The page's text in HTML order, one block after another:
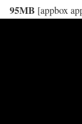
95MB [appbox